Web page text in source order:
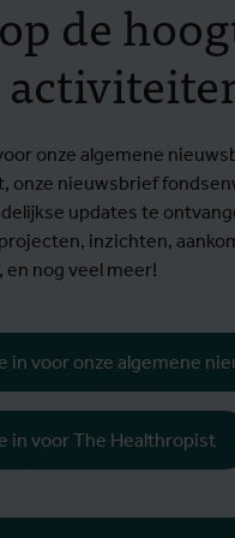
start: zie je er
het!
gemeenten
Lees meer
de
onze algemene
onze nieuwsbrief
updates te
inzichten,
en nog veel meer!
in voor onze algemene
in voor The Healthropist